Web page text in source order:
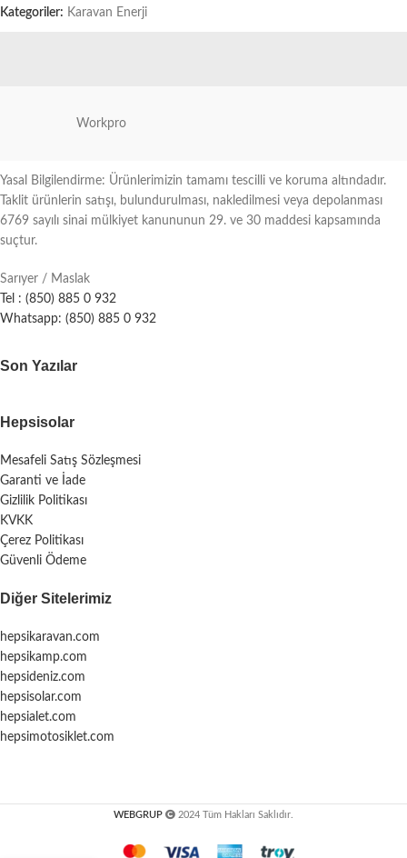
Kategoriler: Karavan Enerji
Workpro
Yasal Bilgilendirme: Ürünlerimizin tamamı tescilli ve koruma altındadır.
Taklit ürünlerin satışı, bulundurulması, nakledilmesi veya depolanması
6769 sayılı sinai mülkiyet kanununun 29. ve 30 maddesi kapsamında
suçtur.
Sarıyer / Maslak
Tel : (850) 885 0 932
Whatsapp: (850) 885 0 932
Son Yazılar
Hepsisolar
Mesafeli Satış Sözleşmesi
Garanti ve İade
Gizlilik Politikası
KVKK
Çerez Politikası
Güvenli Ödeme
Diğer Sitelerimiz
hepsikaravan.com
hepsikamp.com
hepsideniz.com
hepsisolar.com
hepsialet.com
hepsimotosiklet.com
WEBGRUP 2024 Tüm Hakları Saklıdır.